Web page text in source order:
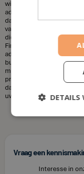
wilt sparen voor uw
adviseur kan u helpen uw
dat financieel adviseurs
van een financieel
diensten die u nodig heeft
Finance bieden wij
adviesdiensten, zodat u
budget te overschrijden.
misvattingen over
professioneel en
dan contact op met
uw financiële doelen te
Vraag een
Interesse in
DETAILS